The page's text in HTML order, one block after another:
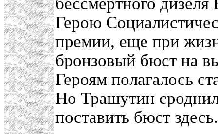
Герою
премии, еще при
бронзовый бюст на
Героям полагалось
Но Трашутин
поставить бюст здесь.